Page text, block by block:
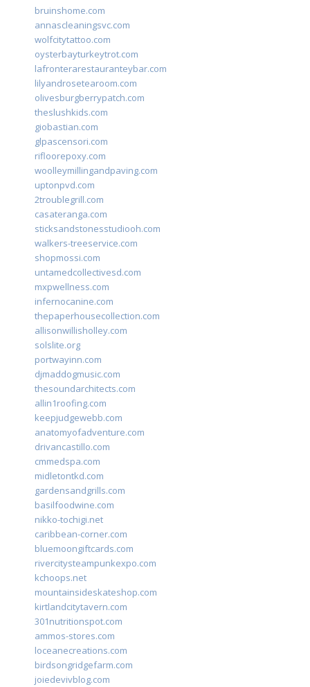
bruinshome.com
annascleaningsvc.com
wolfcitytattoo.com
oysterbayturkeytrot.com
lafronterarestauranteybar.com
lilyandrosetearoom.com
olivesburgberrypatch.com
theslushkids.com
giobastian.com
glpascensori.com
rifloorepoxy.com
woolleymillingandpaving.com
uptonpvd.com
2troublegrill.com
casateranga.com
sticksandstonesstudiooh.com
walkers-treeservice.com
shopmossi.com
untamedcollectivesd.com
mxpwellness.com
infernocanine.com
thepaperhousecollection.com
allisonwillisholley.com
solslite.org
portwayinn.com
djmaddogmusic.com
thesoundarchitects.com
allin1roofing.com
keepjudgewebb.com
anatomyofadventure.com
drivancastillo.com
cmmedspa.com
midletontkd.com
gardensandgrills.com
basilfoodwine.com
nikko-tochigi.net
caribbean-corner.com
bluemoongiftcards.com
rivercitysteampunkexpo.com
kchoops.net
mountainsideskateshop.com
kirtlandcitytavern.com
301nutritionspot.com
ammos-stores.com
loceanecreations.com
birdsongridgefarm.com
joiedevivblog.com